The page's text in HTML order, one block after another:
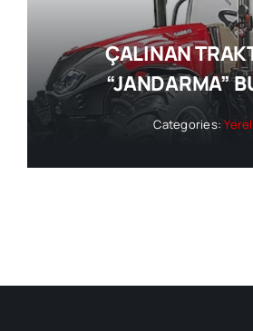
ÇALINAN
“JANDARMA”
Categories:Yerel